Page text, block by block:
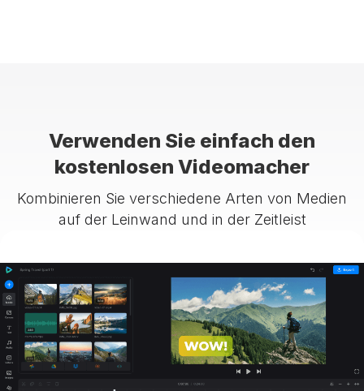
Verwenden Sie einfach den
kostenlosen Videomacher
Kombinieren Sie verschiedene Arten von Medien
auf der Leinwand und in der Zeitleist